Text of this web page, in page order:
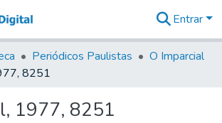
&
Coleções
Tudo na
Digital
Entrar
Periódicos Paulistas
O Imparcial
8251
1977, 8251